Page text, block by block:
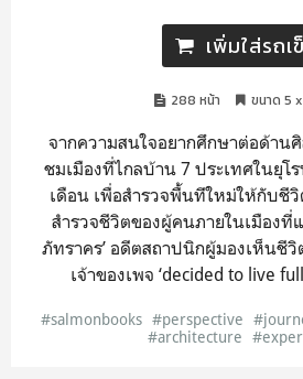
เพิ่มใส่รถเ
288 หน้า ขนาด 5
จากความสนใจอยากศึกษาต่อด้าน
ชมเมืองที่ไกลบ้าน 7 ประเทศในยุโร
เดือน เพื่อสำรวจพื้นท่ีใหม่ให้กับชี
สำรวจชีวิตของผู้คนภายในเมืองที่
ภัทราคร’ อดีตสถาปนิกผู้มองเห็นชี
เจ้าของเพจ ‘decided to live
#salmonbooks #perspective
#architecture